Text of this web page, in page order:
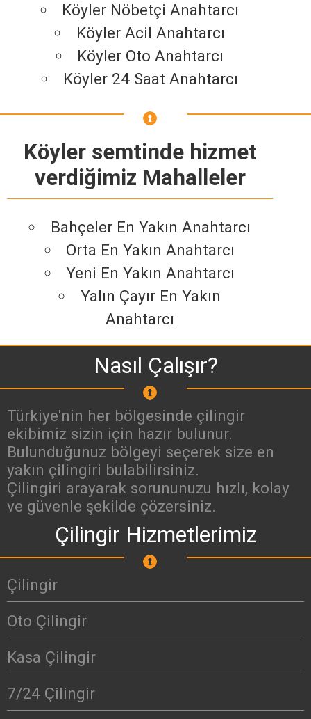
Köyler Nöbetçi Anahtarcı
Köyler Acil Anahtarcı
Köyler Oto Anahtarcı
Köyler 24 Saat Anahtarcı
Köyler semtinde hizmet
verdiğimiz Mahalleler
Bahçeler En Yakın Anahtarcı
Orta En Yakın Anahtarcı
Yeni En Yakın Anahtarcı
Yalın Çayır En Yakın
Anahtarcı
Nasıl Çalışır?
Türkiye'nin her bölgesinde çilingir
ekibimiz sizin için hazır bulunur.
Bulunduğunuz bölgeyi seçerek size en
yakın çilingiri bulabilirsiniz.
Çilingiri arayarak sorununuzu hızlı, kolay
ve güvenle şekilde çözersiniz.
Çilingir Hizmetlerimiz
Çilingir
Oto Çilingir
Kasa Çilingir
7/24 Çilingir